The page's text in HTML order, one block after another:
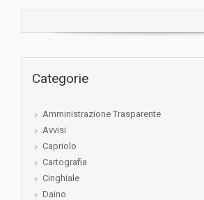
Categorie
Amministrazione Trasparente
Avvisi
Capriolo
Cartografia
Cinghiale
Daino